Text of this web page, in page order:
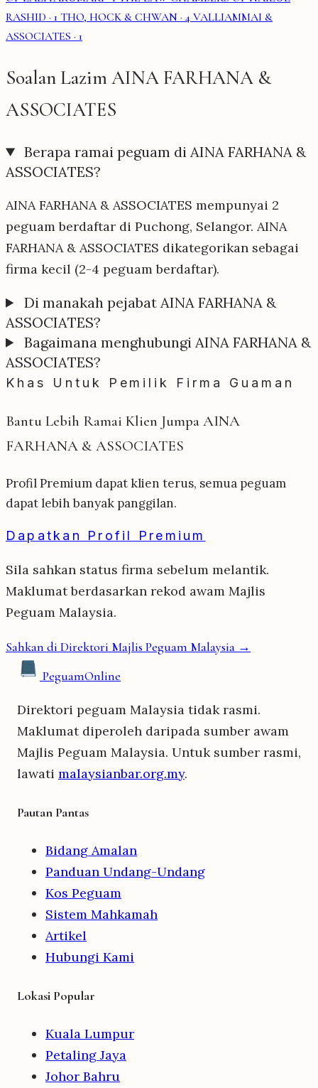
RASHID · 1 THO, HOCK & CHWAN · 4 VALLIAMMAI &
ASSOCIATES · 1
Soalan Lazim AINA FARHANA &
ASSOCIATES
Berapa ramai peguam di AINA FARHANA &
ASSOCIATES?
AINA FARHANA & ASSOCIATES mempunyai 2
peguam berdaftar di Puchong, Selangor. AINA
FARHANA & ASSOCIATES dikategorikan sebagai
firma kecil (2-4 peguam berdaftar).
Di manakah pejabat AINA FARHANA &
ASSOCIATES?
Bagaimana menghubungi AINA FARHANA &
ASSOCIATES?
Khas Untuk Pemilik Firma Guaman
Bantu Lebih Ramai Klien Jumpa AINA
FARHANA & ASSOCIATES
Profil Premium dapat klien terus, semua peguam
dapat lebih banyak panggilan.
Dapatkan Profil Premium
Sila sahkan status firma sebelum melantik.
Maklumat berdasarkan rekod awam Majlis
Peguam Malaysia.
Sahkan di Direktori Majlis Peguam Malaysia →
PeguamOnline
Direktori peguam Malaysia tidak rasmi.
Maklumat diperoleh daripada sumber awam
Majlis Peguam Malaysia. Untuk sumber rasmi,
lawati malaysianbar.org.my.
Pautan Pantas
Bidang Amalan
Panduan Undang-Undang
Kos Peguam
Sistem Mahkamah
Artikel
Hubungi Kami
Lokasi Popular
Kuala Lumpur
Petaling Jaya
Johor Bahru